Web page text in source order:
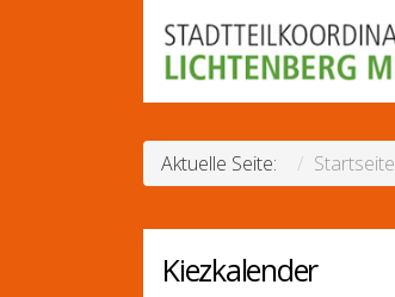
Aktuelle Seite: Startseite
Kiezkalender